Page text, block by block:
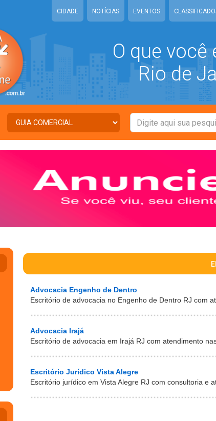
CIDADE NOTÍCIAS EVENTOS
O que
Rio de
Advocacia Engenho de Dentro
Escritório de advocacia no Engenho de Dentro RJ com
Advocacia Irajá
Escritório de advocacia em Irajá RJ com atendimento
Escritório Jurídico Vista Alegre
Escritório jurídico em Vista Alegre RJ com consultoria e